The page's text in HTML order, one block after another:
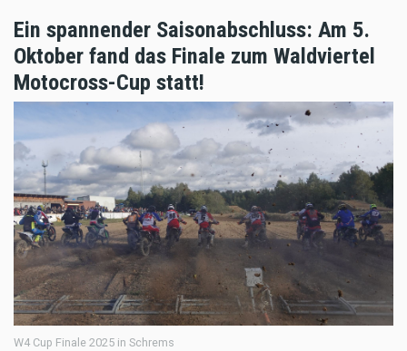
Ein spannender Saisonabschluss: Am 5.
Oktober fand das Finale zum Waldviertel
Motocross-Cup statt!
W4 Cup Finale 2025 in Schrems